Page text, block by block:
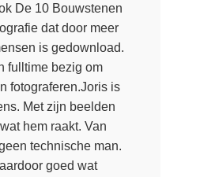
De 10 Bouwstenen
dat door meer
is gedownload.
fulltime bezig om
fotograferen.Joris is
Met zijn beelden
hem raakt. Van
technische man.
goed wat